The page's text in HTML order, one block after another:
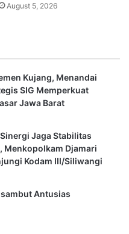
August 5, 2026
Kujang, Menandai
SIG Memperkuat
Jawa Barat
Jaga Stabilitas
Menkopolkam Djamari
Kodam III/Siliwangi
Antusias